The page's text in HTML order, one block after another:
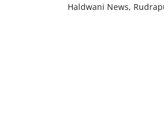
Haldwani News,